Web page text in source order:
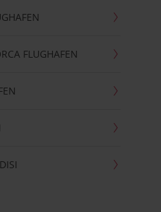
FLUGHAFEN